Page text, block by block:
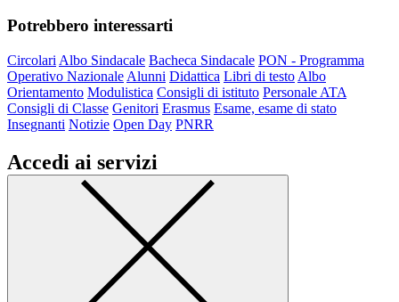
Potrebbero interessarti
Circolari Albo Sindacale Bacheca Sindacale PON - Programma
Operativo Nazionale Alunni Didattica Libri di testo Albo
Orientamento Modulistica Consigli di istituto Personale ATA
Consigli di Classe Genitori Erasmus Esame, esame di stato
Insegnanti Notizie Open Day PNRR
Accedi ai servizi